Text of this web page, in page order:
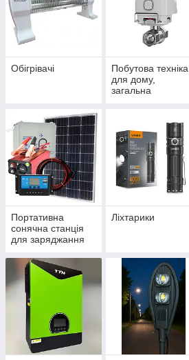
Обігрівачі
Побутова техніка
для дому,
загальна
Портативна
сонячна станція
для заряджання
Ліхтарики